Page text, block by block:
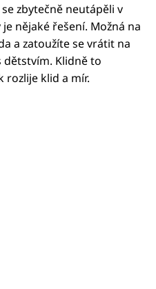
Vary
zbytečně neutápěli v
nějaké řešení. Možná na
a zatoužíte se vrátit na
dětstvím. Klidně to
rozlije klid a mír.